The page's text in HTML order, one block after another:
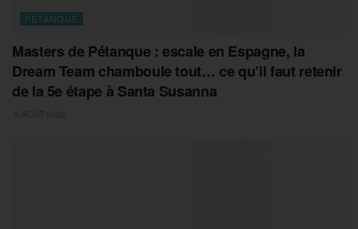
PETANQUE
Masters de Pétanque : escale en Espagne, la
Dream Team chamboule tout… ce qu’il faut retenir
de la 5e étape à Santa Susanna